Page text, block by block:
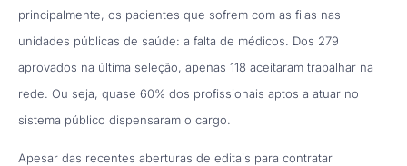
principalmente, os pacientes que sofrem com as filas nas
unidades públicas de saúde: a falta de médicos. Dos 279
aprovados na última seleção, apenas 118 aceitaram trabalhar na
rede. Ou seja, quase 60% dos profissionais aptos a atuar no
sistema público dispensaram o cargo.
Apesar das recentes aberturas de editais para contratar